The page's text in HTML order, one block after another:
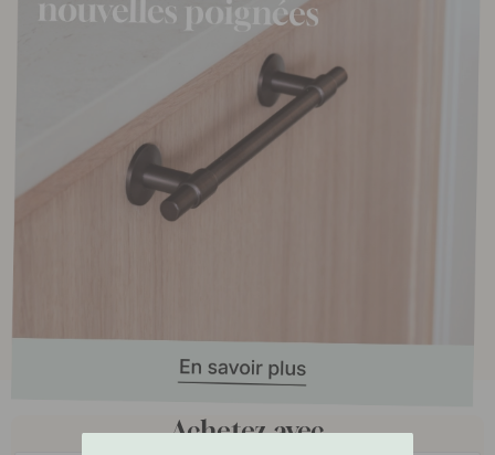
Achetez avec